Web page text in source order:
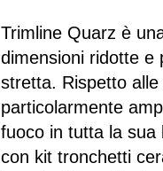
Trimline Quarz è
dimensioni ridotte e
stretta. Rispetto
particolarmente
fuoco in tutta la sua
con kit tronchetti